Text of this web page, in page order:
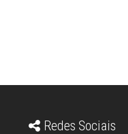
Redes Sociais